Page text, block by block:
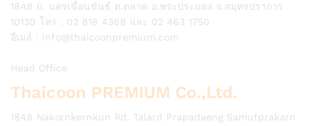
1848 ถ. นครเขื่อนขันธ์ ต.ตลาด อ.พระประแดง จ.สมุทรปราการ
10130 โทร : 02 818 4368 และ 02 463 1750
อีเมล์ : info@thaicoonpremium.com
Head Office
Thaicoon PREMIUM Co.,Ltd.
1848 Nakornkernkun Rd. Talard Prapadaeng Samutprakarn